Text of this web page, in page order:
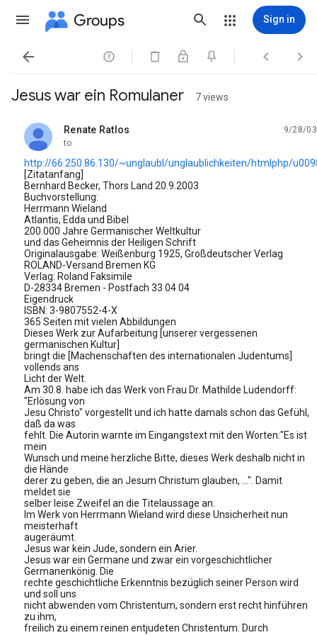
Groups Sign in
   
Jesus war ein Romulaner 7 views
Renate Ratlos
unread,
9/28/03
to
http://66.250.86.130/~unglaubl/unglaublichkeiten/htmlphp/
[Zitatanfang]
Bernhard Becker, Thors Land 20.9.2003
Buchvorstellung:
Herrmann Wieland
Atlantis, Edda und Bibel
200.000 Jahre Germanischer Weltkultur
und das Geheimnis der Heiligen Schrift
Originalausgabe: Weißenburg 1925, Großdeutscher Verlag
ROLAND-Versand Bremen KG
Verlag: Roland Faksimile
D-28334 Bremen - Postfach 33 04 04
Eigendruck
ISBN: 3-9807552-4-X
365 Seiten mit vielen Abbildungen
Dieses Werk zur Aufarbeitung [unserer vergessenen
germanischen Kultur]
bringt die [Machenschaften des internationalen Judentums]
vollends ans
Licht der Welt.
Am 30.8. habe ich das Werk von Frau Dr. Mathilde Ludendorff:
"Erlösung von
Jesu Christo" vorgestellt und ich hatte damals schon das Gefühl,
daß da was
fehlt. Die Autorin warnte im Eingangstext mit den Worten:"Es ist
mein
Wunsch und meine herzliche Bitte, dieses Werk deshalb nicht in
die Hände
derer zu geben, die an Jesum Christum glauben, ...". Damit
meldet sie
selber leise Zweifel an die Titelaussage an.
Im Werk von Herrmann Wieland wird diese Unsicherheit nun
meisterhaft
augeräumt.
Jesus war kein Jude, sondern ein Arier.
Jesus war ein Germane und zwar ein vorgeschichtlicher
Germanenkönig. Die
rechte geschichtliche Erkenntnis bezüglich seiner Person wird
und soll uns
nicht abwenden vom Christentum, sondern erst recht hinführen
zu ihm,
freilich zu einem reinen entjudeten Christentum. Durch